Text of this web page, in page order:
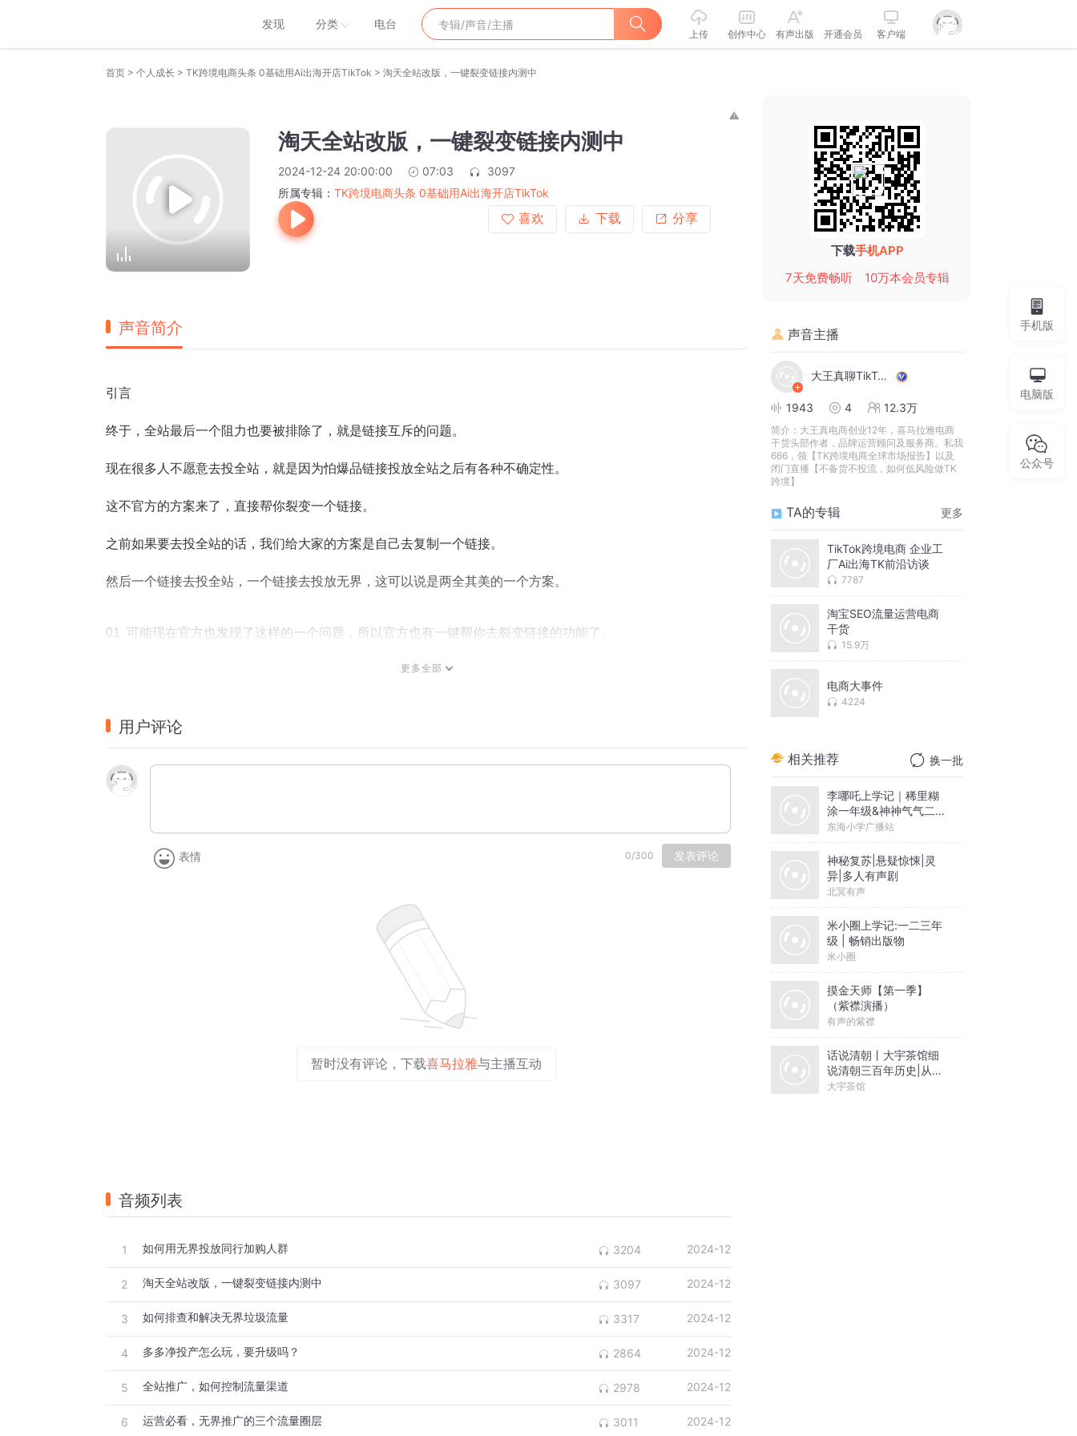
发现 分类 电台
上传 创作中心 有声出版 开通会员 客户端
首页 > 个人成长 > TK跨境电商头条 0基础用Ai出海开店TikTok > 淘天全站改版，一键裂变链接内测中
淘天全站改版，一键裂变链接内测中
2024-12-24 20:00:00 07:03
3097
所属专辑： TK跨境电商头条 0基础用Ai出海开店TikTok
喜欢
下载 分享
声音简介
引言
终于，全站最后一个阻力也要被排除了，就是链接互斥的问题。
现在很多人不愿意去投全站，就是因为怕爆品链接投放全站之后有各种不确定性。
这不官方的方案来了，直接帮你裂变一个链接。
之前如果要去投全站的话，我们给大家的方案是自己去复制一个链接。
然后一个链接去投全站，一个链接去投放无界，这可以说是两全其美的一个方案。
01  可能现在官方也发现了这样的一个问题，所以官方也有一键帮你去裂变链接的功能了。
不过这个功能现在正在内测中，后面会不会上线还不知道。
渠道商品跟你的主链接是什么样的继承关系？
第二，渠道商品跟你的主商品是库存共享，这个是没法改的，这个你也没必要改。
第三，渠道商品的主商品的销量和评价保持一致，这个是我们最关心的。
你不用单独去做销量和买家秀了，这些全部是能够继承的。
后期如果有必要，可以去尝试一下稍微便宜那么一点点。
最后就是大家可能比较关心的，主链接跟子链接之间的权重关系。
权重关系目前官方给的比较暧，说渠道商品功能本身不会从算法底层逻辑上造成影响。
实际情况他说请以流量环境判断分析，建议商家关注商品主链接和子链接总计流量的增量去做考量。
这个只能等全量上线之后，我们去做大量的测试，去看主链接和子链接之间权重有没有关系了。
更多全部
用户评论
表情 0/300 发表评论
暂时没有评论，下载喜马拉雅与主播互动
音频列表
1 如何用无界投放同行加购人群 3204 2024-12
2 淘天全站改版，一键裂变链接内测中 3097 2024-12
3 如何排查和解决无界垃圾流量 3317 2024-12
4 多多净投产怎么玩，要升级吗？ 2864 2024-12
5 全站推广，如何控制流量渠道 2978 2024-12
6 运营必看，无界推广的三个流量圈层 3011 2024-12
下载手机APP
7天免费畅听
10万本会员专辑
声音主播
大王真聊TikTok电商
1943 4 12.3万
简介： 大王真电商创业12年，喜马拉雅电商
干货头部作者，品牌运营顾问及服务商。私我
666，领【TK跨境电商全球市场报告】以及
闭门直播【不备货不投流，如何低风险做TK
跨境】
TA的专辑 更多
TikTok跨境电商 企业工
厂Ai出海TK前沿访谈
7787
淘宝SEO流量运营电商
干货
15.9万
电商大事件
4224
相关推荐 换一批
李哪吒上学记｜稀里糊
涂一年级&神神气气二年
级
东海小学广播站
神秘复苏|悬疑惊悚|灵
异|多人有声剧
北冥有声
米小圈上学记:一二三年
级 | 畅销出版物
米小圈
摸金天师【第一季】
（紫襟演播）
有声的紫襟
话说清朝丨大宇茶馆细
说清朝三百年历史|从努
尔哈赤到末代皇帝溥仪|
大宇茶馆
手机版
电脑版
公众号